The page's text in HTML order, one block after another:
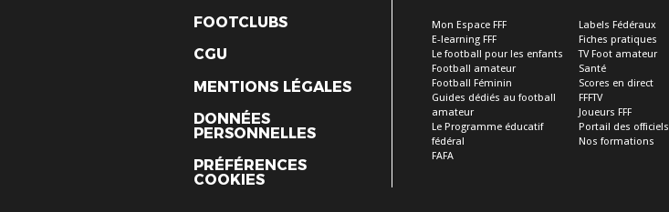
FOOTCLUBS
CGU
MENTIONS LÉGALES
DONNÉES
PERSONNELLES
PRÉFÉRENCES
COOKIES
Mon Espace FFF
E-learning FFF
Le football pour les enfants
Football amateur
Football Féminin
Guides dédiés au football
amateur
Le Programme éducatif
fédéral
FAFA
Labels Fédéraux
Fiches pratiques
TV Foot amateur
Santé
Scores en direct
FFFTV
Joueurs FFF
Portail des officiels
Nos formations